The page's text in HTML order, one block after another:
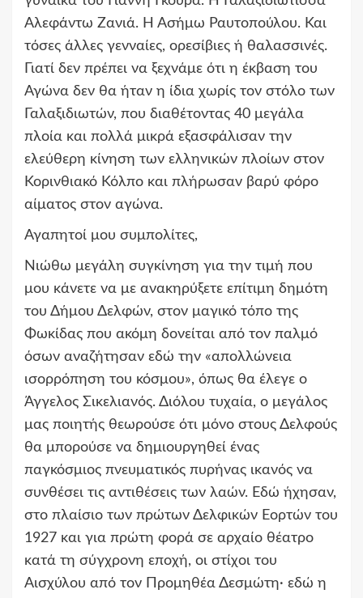
Αλεφάντω Ζανιά. Η Ασήμω Ραυτοπούλου. Και
τόσες άλλες γενναίες, ορεσίβιες ή θαλασσινές.
Γιατί δεν πρέπει να ξεχνάμε ότι η έκβαση του
Αγώνα δεν θα ήταν η ίδια χωρίς τον στόλο των
Γαλαξιδιωτών, που διαθέτοντας 40 μεγάλα
πλοία και πολλά μικρά εξασφάλισαν την
ελεύθερη κίνηση των ελληνικών πλοίων στον
Κορινθιακό Κόλπο και πλήρωσαν βαρύ φόρο
αίματος στον αγώνα.
Αγαπητοί μου συμπολίτες,
Νιώθω μεγάλη συγκίνηση για την τιμή που
μου κάνετε να με ανακηρύξετε επίτιμη δημότη
του Δήμου Δελφών, στον μαγικό τόπο της
Φωκίδας που ακόμη δονείται από τον παλμό
όσων αναζήτησαν εδώ την «απολλώνεια
ισορρόπηση του κόσμου», όπως θα έλεγε ο
Άγγελος Σικελιανός. Διόλου τυχαία, ο μεγάλος
μας ποιητής θεωρούσε ότι μόνο στους Δελφούς
θα μπορούσε να δημιουργηθεί ένας
παγκόσμιος πνευματικός πυρήνας ικανός να
συνθέσει τις αντιθέσεις των λαών. Εδώ ήχησαν,
στο πλαίσιο των πρώτων Δελφικών Εορτών του
1927 και για πρώτη φορά σε αρχαίο θέατρο
κατά τη σύγχρονη εποχή, οι στίχοι του
Αισχύλου από τον
Προμηθέα Δεσμώτη· εδώ η